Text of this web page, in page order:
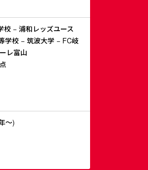
− 浦和レッズユース
学校 − 筑波大学 − FC岐
レ富山
～)